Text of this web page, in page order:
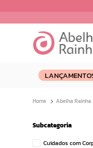
Abelha Rainha
Subcategoria
Cuidados com